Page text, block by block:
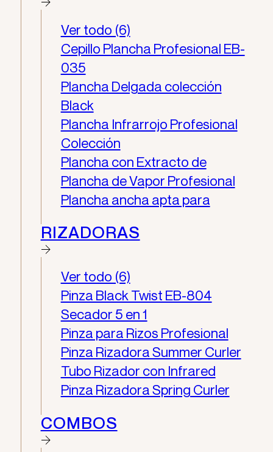
Ver todo (6)
Cepillo Plancha Profesional EB-
035
Plancha Delgada colección
Black
Plancha Infrarrojo Profesional
Colección
Plancha con Extracto de
Plancha de Vapor Profesional
Plancha ancha apta para
RIZADORAS
Ver todo (6)
Pinza Black Twist EB-804
Secador 5 en 1
Pinza para Rizos Profesional
Pinza Rizadora Summer Curler
Tubo Rizador con Infrared
Pinza Rizadora Spring Curler
COMBOS